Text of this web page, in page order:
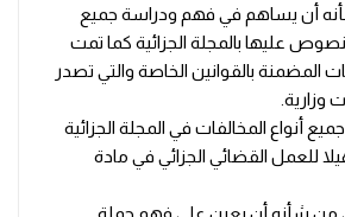
أن يساهم في فهم ودراسة جميع
عليها بالمجلة الجزائية كما تمت
المضمنة بالقوانين الخاصة والتي تصدر
وزارية.
أنواع المخالفات في المجلة الجزائية
للعمل القضائي الجزائي في مادة
من شأنه أن يعين على فهم جملة